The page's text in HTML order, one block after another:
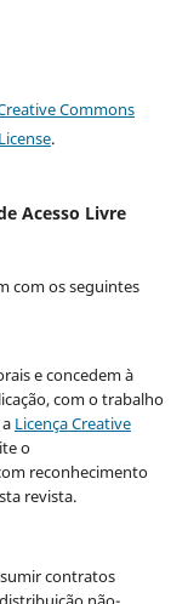
Commons
.
Acesso Livre
com os seguintes
e concedem à
com o trabalho
Licença Creative
o
reconhecimento
revista.
contratos